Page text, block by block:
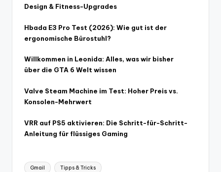
Design & Fitness-Upgrades
Hbada E3 Pro Test (2026): Wie gut ist der
ergonomische Bürostuhl?
Willkommen in Leonida: Alles, was wir bisher
über die GTA 6 Welt wissen
Valve Steam Machine im Test: Hoher Preis vs.
Konsolen-Mehrwert
VRR auf PS5 aktivieren: Die Schritt-für-Schritt-
Anleitung für flüssiges Gaming
Tags:
Gmail Tipps & Tricks